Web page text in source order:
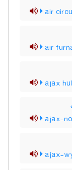
air
air
ajax
ajax-
ajax-